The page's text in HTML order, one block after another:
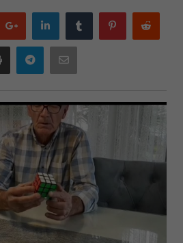
Google
plus
LinkedIn Tumblr Pinterest
Print Telegram